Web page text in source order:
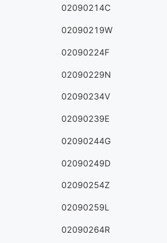
02090214C
02090219W
02090224F
02090229N
02090234V
02090239E
02090244G
02090249D
02090254Z
02090259L
02090264R